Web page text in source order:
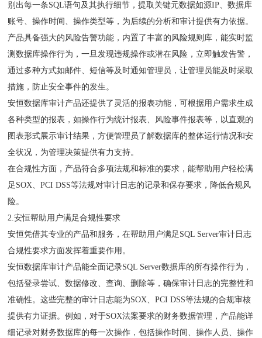
别出每一条SQL语句及其执行细节，提取关键元数据如源IP、数据库
账号、操作时间、操作类型等，为后续的分析和审计提供有力依据。
产品具备强大的风险告警功能，内置了丰富的风险规则库，能实时监
测数据库操作行为，一旦发现违规操作或潜在风险，立即触发告警，
通过多种方式如邮件、短信等及时通知管理员，让管理员能及时采取
措施，防止安全事件的发生。
安恒数据库审计产品还提供了灵活的报表功能，可根据用户需求生成
各种类型的报表，如操作行为统计报表、风险事件报表等，以直观的
图表形式展示审计结果，方便管理员了解数据库的整体运行情况和安
全状况，为管理决策提供有力支持。
在合规性方面，产品符合多项法规和标准的要求，能帮助用户轻松满
足SOX、PCI DSS等法规对审计日志的记录和保存要求，降低合规风
险。
2.安恒帮助用户满足合规性要求
安恒凭借其专业的产品和服务，在帮助用户满足SQL Server审计日志
合规性要求方面发挥着重要作用。
安恒数据库审计产品能全面记录SQL Server数据库的所有操作行为，
包括登录尝试、数据修改、查询、删除等，确保审计日志的完整性和
准确性。这些完整的审计日志能为SOX、PCI DSS等法规的合规审核
提供有力证据。例如，对于SOX法案要求的财务数据管理，产品能详
细记录对财务数据库的每一次操作，包括操作时间、操作人员、操作